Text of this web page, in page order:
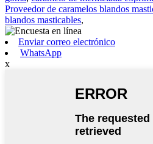
Proveedor de caramelos blandos
blandos masticables,
Enviar correo electrónico
WhatsApp
x